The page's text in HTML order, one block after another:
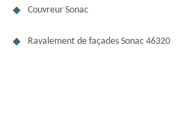
Couvreur Sonac
Ravalement de façades Sonac 46320